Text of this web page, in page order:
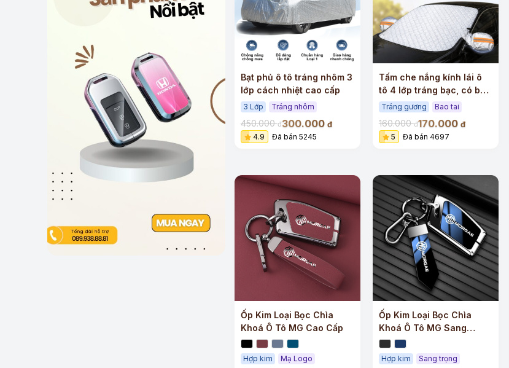
Bạt phủ ô tô tráng nhôm 3
lớp cách nhiệt cao cấp
3 Lớp Tráng nhôm
450.000đ300.000 đ
4.9
Đã bán 5245
Tấm che nắng kính lái ô
tô 4 lớp tráng bạc, có bao
tai
Tráng gương Bao tai
160.000đ170.000 đ
5
Đã bán 4697
Ốp Kim Loại Bọc Chìa
Khoá Ô Tô MG Cao Cấp
Hợp kim Mạ Logo
Ốp Kim Loại Bọc Chìa
Khoá Ô Tô MG Sang
Trọng
Hợp kim Sang trọng